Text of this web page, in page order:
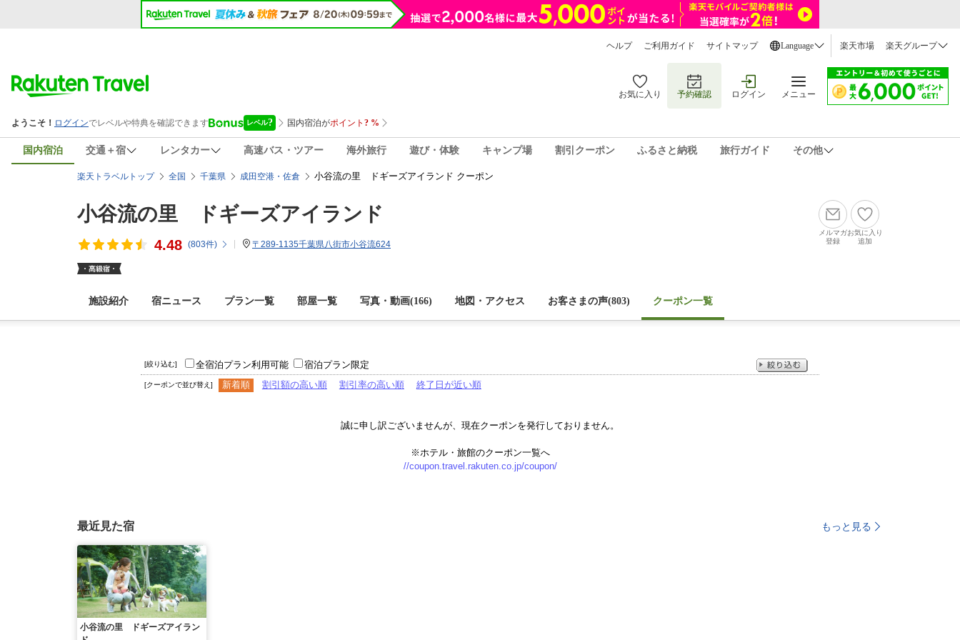
ヘルプ ご利用ガイド サイトマップ Language 楽天市場 楽天グループ
お気に入り 予約確認 ログイン メニュー
国内宿泊 交通＋宿 レンタカー 高速バス・ツアー 海外旅行 遊び・体験 キャンプ場 割引クーポン ふるさと納税 旅行ガイド その他
楽天トラベルトップ 全国 千葉県 成田空港・佐倉 小谷流の里 ドギーズアイランド クーポン
小谷流の里 ドギーズアイランド
4.48 (803件) 〒289-1135千葉県八街市小谷流624
メルマガ
登録
お気に入り
追加
施設紹介 宿ニュース プラン一覧 部屋一覧 写真・動画(166) 地図・アクセス お客さまの声(803) クーポン一覧
[絞り込む] 全宿泊プラン利用可能 宿泊プラン限定
[クーポンで並び替え] 新着順 割引額の高い順 割引率の高い順 終了日が近い順
誠に申し訳ございませんが、現在クーポンを発行しておりません。
※ホテル・旅館のクーポン一覧へ
//coupon.travel.rakuten.co.jp/coupon/
最近見た宿 もっと見る
小谷流の里 ドギーズアイラン